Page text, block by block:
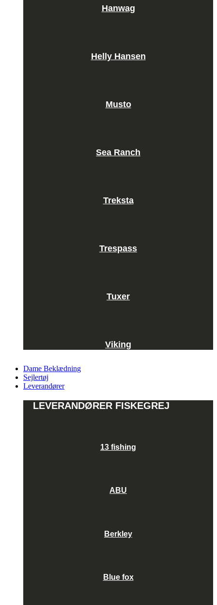
Hanwag
Helly Hansen
Musto
Sea Ranch
Treksta
Trespass
Tuxer
Viking
Dame Beklædning
Sejlertøj
Leverandører
LEVERANDØRER FISKEGREJ
13 fishing
ABU
Berkley
Blue fox